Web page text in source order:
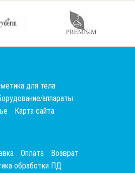
для тела
аппараты
Карта сайта
Оплата
Возврат
обработки ПД